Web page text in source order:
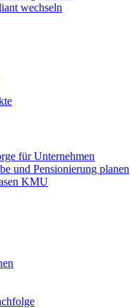
wechseln
für Unternehmen
und Pensionierung planen
KMU